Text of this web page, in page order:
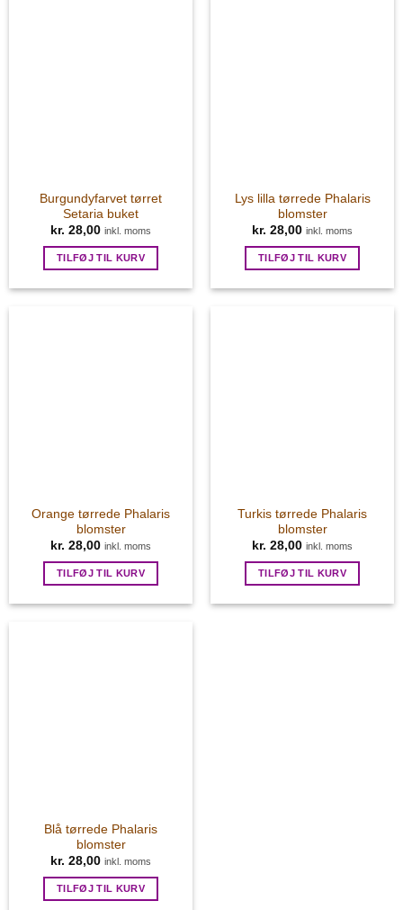
Burgundyfarvet tørret
Setaria buket
kr. 28,00 inkl. moms
TILFØJ TIL KURV
Lys lilla tørrede Phalaris
blomster
kr. 28,00 inkl. moms
TILFØJ TIL KURV
Orange tørrede Phalaris
blomster
kr. 28,00 inkl. moms
TILFØJ TIL KURV
Turkis tørrede Phalaris
blomster
kr. 28,00 inkl. moms
TILFØJ TIL KURV
Blå tørrede Phalaris
blomster
kr. 28,00 inkl. moms
TILFØJ TIL KURV